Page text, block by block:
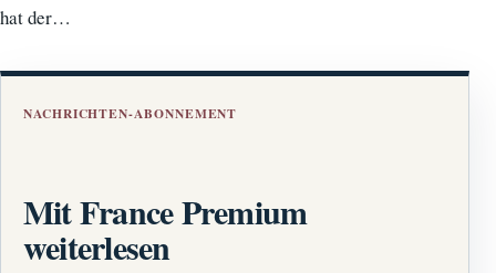
hat der…
NACHRICHTEN-ABONNEMENT
Mit France Premium
weiterlesen